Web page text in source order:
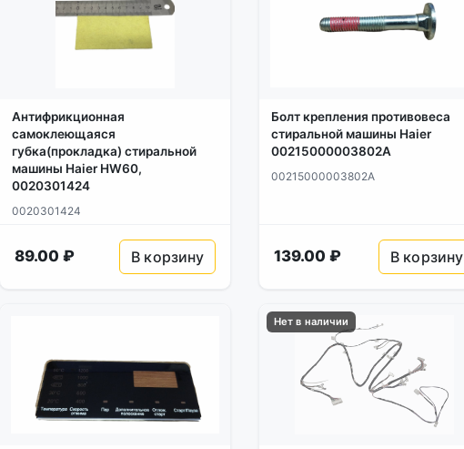
Антифрикционная
самоклеющаяся
губка(прокладка) стиральной
машины Haier HW60,
0020301424
0020301424
89.00 ₽ В корзину
Болт крепления противовеса
стиральной машины Haier
00215000003802A
00215000003802A
139.00 ₽ В корзину
Нет в наличии